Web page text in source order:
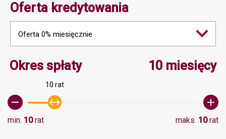
Oferta kredytowania
Oferta 0% miesięcznie
Okres spłatyMinimalna wartość 10,
10 miesięcy
10 rat
min. 10rat maks. 10rat